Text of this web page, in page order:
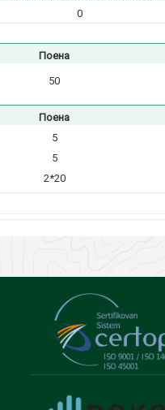
0
Поена
50
Поена
5
5
2*20